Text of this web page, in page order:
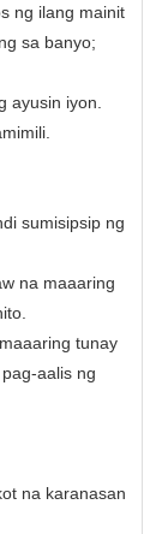
ng ilang mainit
sa banyo;
ayusin iyon.
sumisipsip ng
na maaaring
tunay
aalis ng
na karanasan